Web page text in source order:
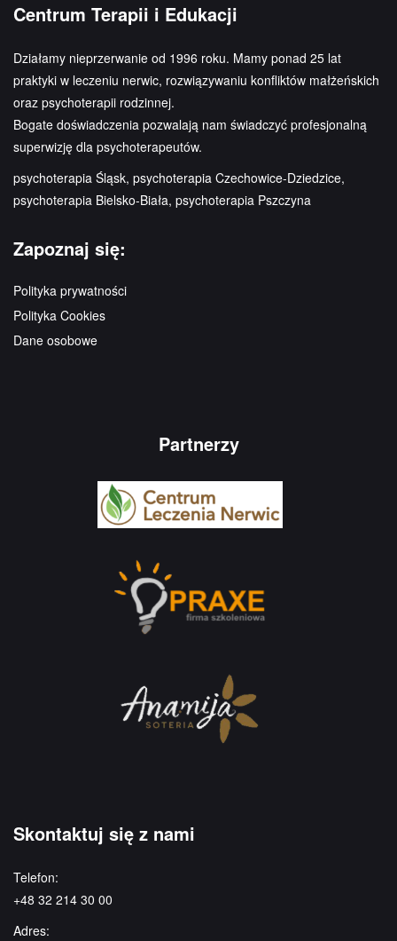
Centrum Terapii i Edukacji
Działamy nieprzerwanie od 1996 roku. Mamy ponad 25 lat
praktyki w leczeniu nerwic, rozwiązywaniu konfliktów małżeńskich
oraz psychoterapii rodzinnej.
Bogate doświadczenia pozwalają nam świadczyć profesjonalną
superwizję dla psychoterapeutów.
psychoterapia Śląsk, psychoterapia Czechowice-Dziedzice,
psychoterapia Bielsko-Biała, psychoterapia Pszczyna
Zapoznaj się:
Polityka prywatności
Polityka Cookies
Dane osobowe
Partnerzy
Skontaktuj się z nami
Telefon:
+48 32 214 30 00
Adres: